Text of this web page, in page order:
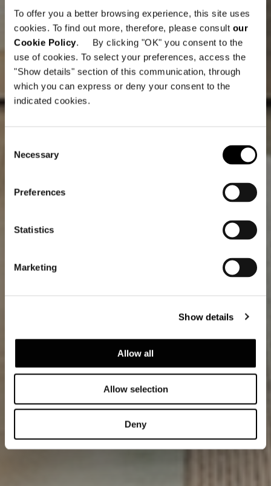
To offer you a better browsing experience, this site uses
cookies. To find out more, therefore, please consult our
Cookie Policy. By clicking "OK" you consent to the
use of cookies. To select your preferences, access the
"Show details" section of this communication, through
which you can express or deny your consent to the
indicated cookies.
Selection
Necessary
Preferences
Statistics
Marketing
Show details
Allow all
Allow selection
Deny